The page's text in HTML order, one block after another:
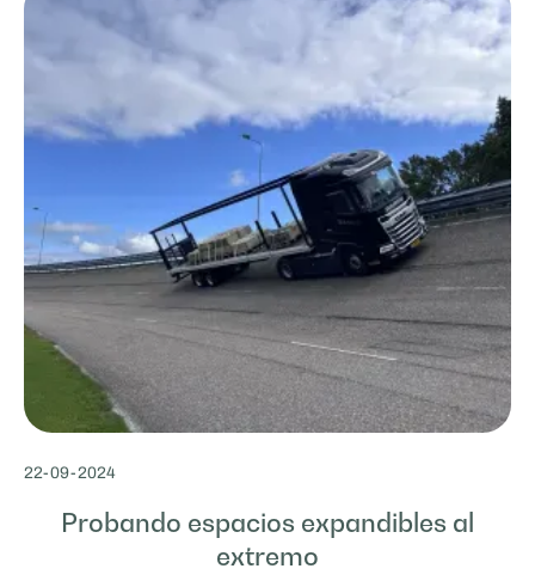
22-09-2024
Probando espacios expandibles al
extremo